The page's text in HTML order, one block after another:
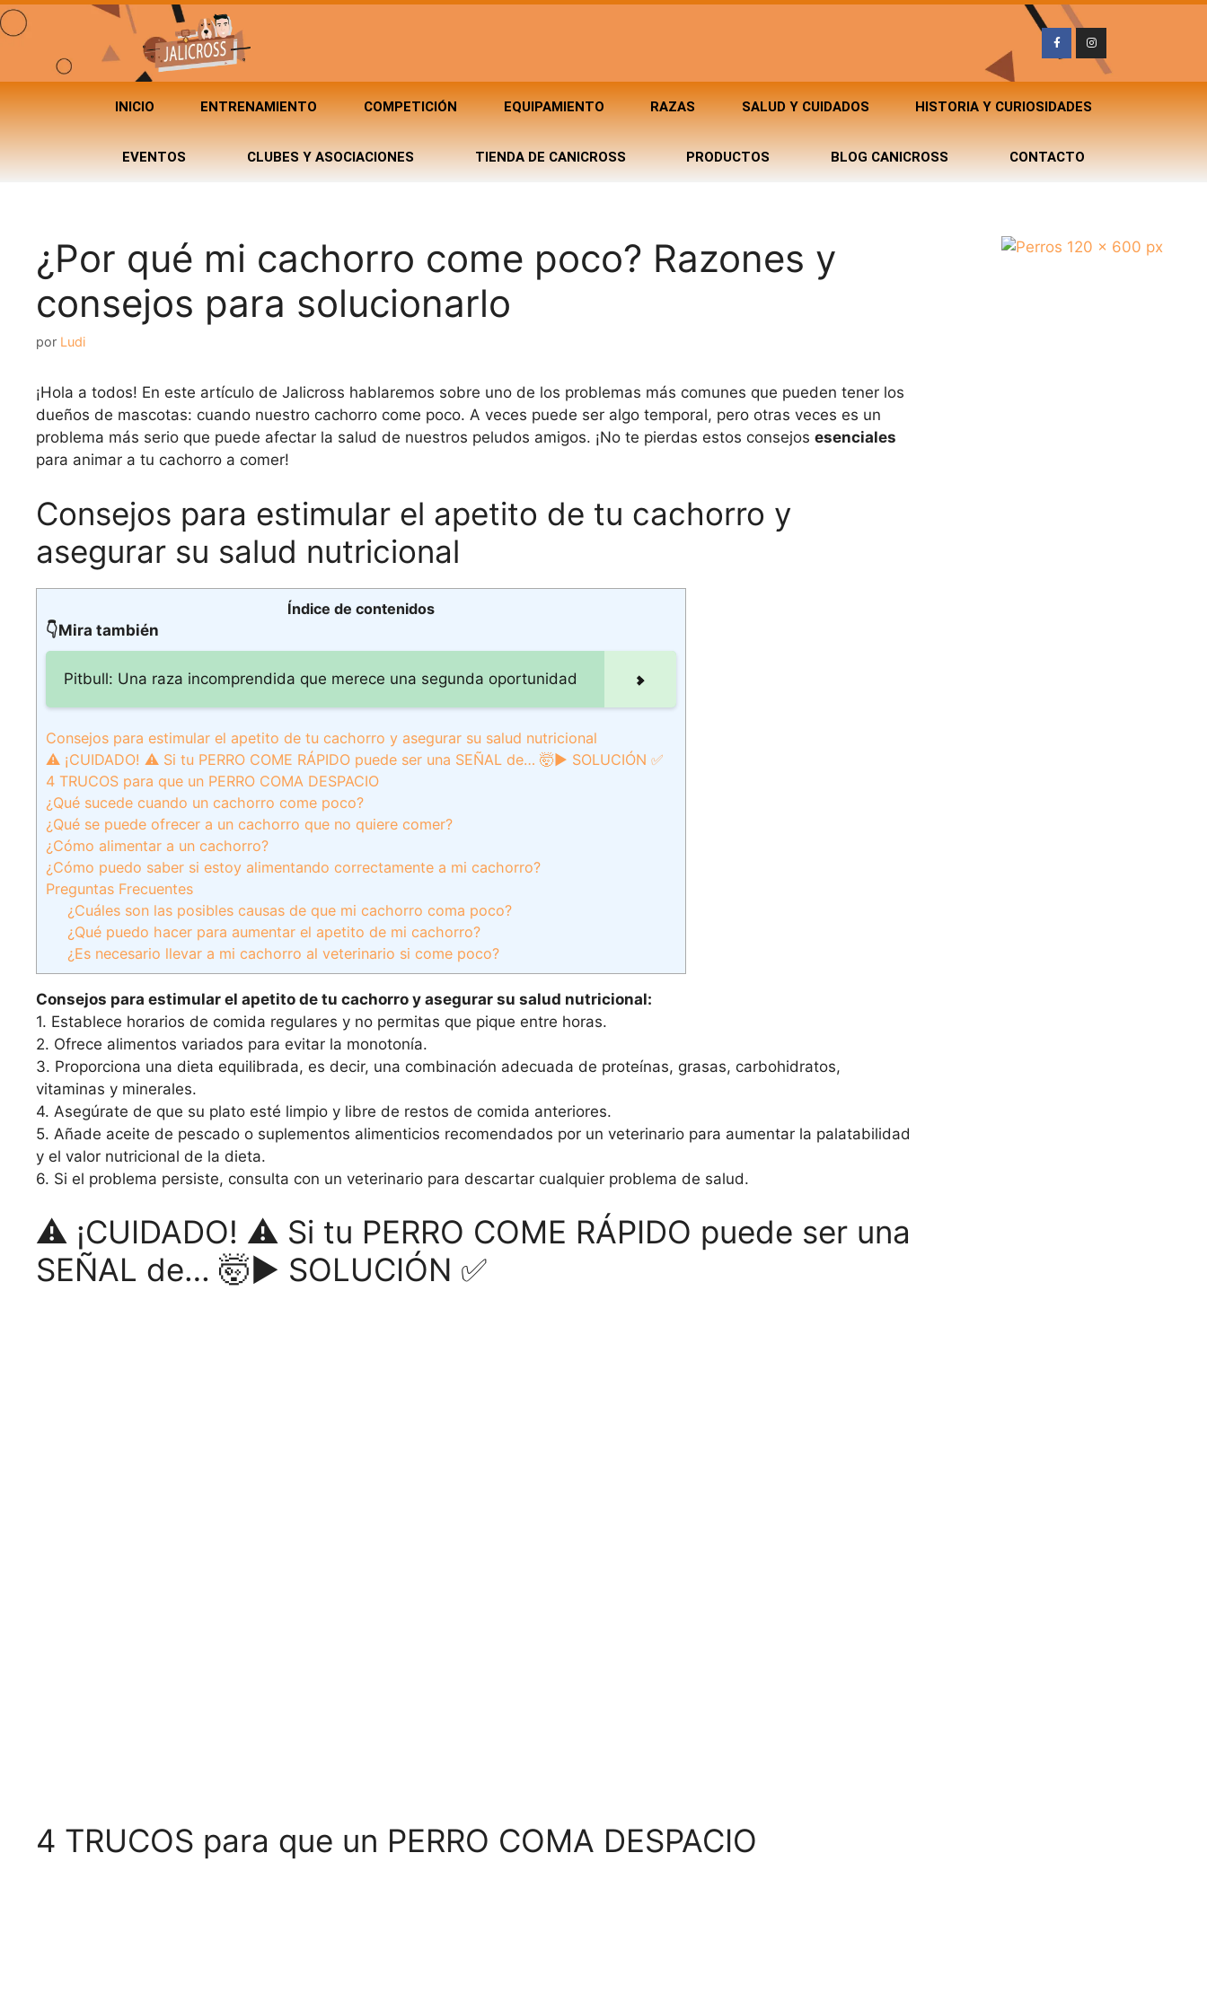
INICIO ENTRENAMIENTO COMPETICIÓN EQUIPAMIENTO RAZAS SALUD Y CUIDADOS HISTORIA Y CURIOSIDADES
EVENTOS CLUBES Y ASOCIACIONES TIENDA DE CANICROSS PRODUCTOS BLOG CANICROSS CONTACTO
¿Por qué mi cachorro come poco? Razones y
consejos para solucionarlo
por Ludi
¡Hola a todos! En este artículo de Jalicross hablaremos sobre uno de los problemas más comunes que pueden tener los
dueños de mascotas: cuando nuestro cachorro come poco. A veces puede ser algo temporal, pero otras veces es un
problema más serio que puede afectar la salud de nuestros peludos amigos. ¡No te pierdas estos consejos esenciales
para animar a tu cachorro a comer!
Consejos para estimular el apetito de tu cachorro y
asegurar su salud nutricional
Índice de contenidos
👇Mira también
Pitbull: Una raza incomprendida que merece una segunda oportunidad
Consejos para estimular el apetito de tu cachorro y asegurar su salud nutricional
⚠️ ¡CUIDADO! ⚠️ Si tu PERRO COME RÁPIDO puede ser una SEÑAL de… 🤯► SOLUCIÓN ✅
4 TRUCOS para que un PERRO COMA DESPACIO
¿Qué sucede cuando un cachorro come poco?
¿Qué se puede ofrecer a un cachorro que no quiere comer?
¿Cómo alimentar a un cachorro?
¿Cómo puedo saber si estoy alimentando correctamente a mi cachorro?
Preguntas Frecuentes
¿Cuáles son las posibles causas de que mi cachorro coma poco?
¿Qué puedo hacer para aumentar el apetito de mi cachorro?
¿Es necesario llevar a mi cachorro al veterinario si come poco?
Consejos para estimular el apetito de tu cachorro y asegurar su salud nutricional:
1. Establece horarios de comida regulares y no permitas que pique entre horas.
2. Ofrece alimentos variados para evitar la monotonía.
3. Proporciona una dieta equilibrada, es decir, una combinación adecuada de proteínas, grasas, carbohidratos,
vitaminas y minerales.
4. Asegúrate de que su plato esté limpio y libre de restos de comida anteriores.
5. Añade aceite de pescado o suplementos alimenticios recomendados por un veterinario para aumentar la palatabilidad
y el valor nutricional de la dieta.
6. Si el problema persiste, consulta con un veterinario para descartar cualquier problema de salud.
⚠️ ¡CUIDADO! ⚠️ Si tu PERRO COME RÁPIDO puede ser una
SEÑAL de… 🤯► SOLUCIÓN ✅
4 TRUCOS para que un PERRO COMA DESPACIO